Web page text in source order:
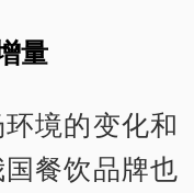
量
境的变化和
餐饮品牌也